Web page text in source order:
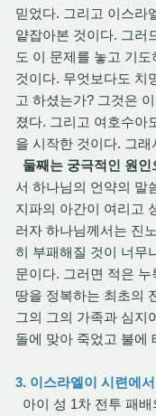
믿었다. 그리고 이스라
얕잡아본 것이다. 그러
도 이 문제를 놓고 기
것이다. 무엇보다도 치
고 하셨는가? 그것은
졌다. 그리고 여호수아
을 시작한 것이다. 그
둘째는 궁극적인 원
서 하나님의 언약의 말
지파의 아간이 여리고
러자 하나님께서는 진
히 부패해질 것이 너무
문이다. 그러면 적은
땅을 정복하는 최초의
그의 그의 가족과 심지
돌에 맞아 죽었고 불에
3. 이스라엘이 시련에
아이 성 1차 전투 패